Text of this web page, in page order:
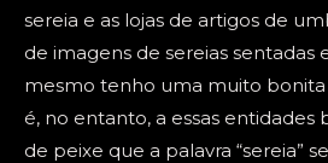
sereia e as lojas de artigos de
de imagens de sereias sentadas
mesmo tenho uma muito
é, no entanto, a essas entidades
de peixe que a palavra “sereia”